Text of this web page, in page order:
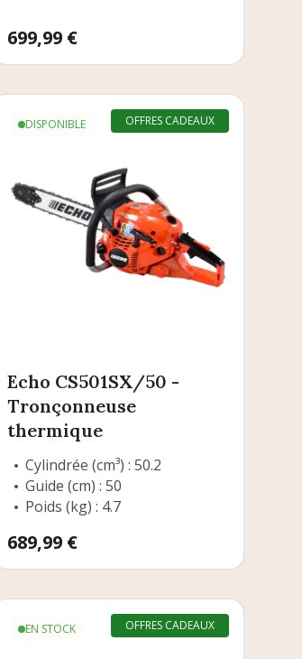
Prix
699,99 €
DISPONIBLE OFFRES CADEAUX
Echo CS501SX/50 -
Tronçonneuse
thermique
Cylindrée (cm³) : 50.2
Guide (cm) : 50
Poids (kg) : 4.7
Prix
689,99 €
EN STOCK OFFRES CADEAUX